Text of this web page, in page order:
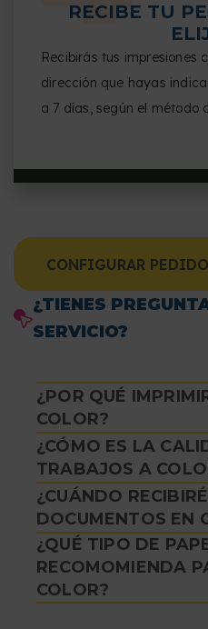
RECIBE TU
Recibirás tus impresiones
dirección que hayas
a 7 días, según el método
CONFIGURAR PEDIDO
¿TIENES
SERVICIO?
¿POR QUÉ
COLOR?
¿CÓMO ES LA
TRABAJOS A
¿CUÁNDO
DOCUMENTOS EN
¿QUÉ TIPO DE
RECOMOMIENDA
COLOR?